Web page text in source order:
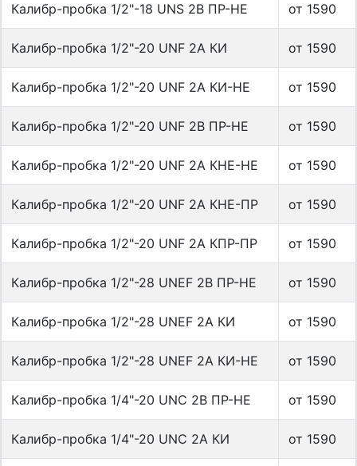
Калибр-пробка 1/2"-18 UNS 2B ПР-НЕ от 1590
Калибр-пробка 1/2"-20 UNF 2A КИ от 1590
Калибр-пробка 1/2"-20 UNF 2A КИ-НЕ от 1590
Калибр-пробка 1/2"-20 UNF 2B ПР-НЕ от 1590
Калибр-пробка 1/2"-20 UNF 2А КНЕ-НЕ от 1590
Калибр-пробка 1/2"-20 UNF 2А КНЕ-ПР от 1590
Калибр-пробка 1/2"-20 UNF 2А КПР-ПР от 1590
Калибр-пробка 1/2"-28 UNEF 2B ПР-НЕ от 1590
Калибр-пробка 1/2"-28 UNEF 2А КИ от 1590
Калибр-пробка 1/2"-28 UNEF 2А КИ-НЕ от 1590
Калибр-пробка 1/4"-20 UNC 2B ПР-НЕ от 1590
Калибр-пробка 1/4"-20 UNС 2А КИ от 1590